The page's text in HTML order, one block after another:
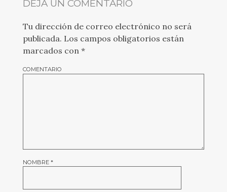
DEJA UN COMENTARIO
Tu dirección de correo electrónico no será
publicada. Los campos obligatorios están
marcados con *
COMENTARIO
NOMBRE *